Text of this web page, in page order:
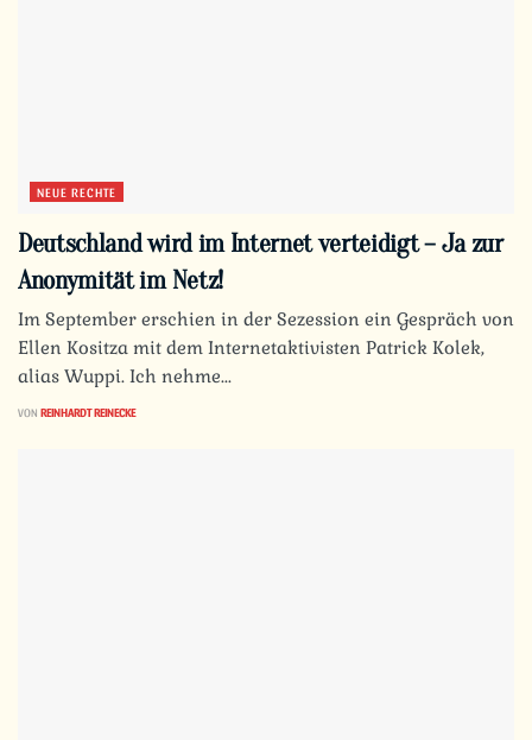
NEUE RECHTE
Deutschland wird im Internet verteidigt – Ja zur
Anonymität im Netz!
Im September erschien in der Sezession ein Gespräch von
Ellen Kositza mit dem Internetaktivisten Patrick Kolek,
alias Wuppi. Ich nehme...
VON REINHARDT REINECKE